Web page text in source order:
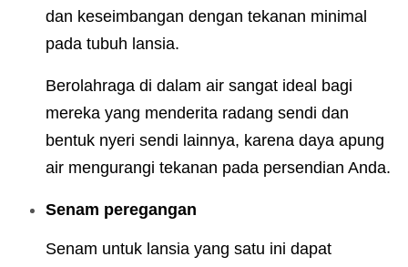
dan keseimbangan dengan tekanan minimal
pada tubuh lansia.
Berolahraga di dalam air sangat ideal bagi
mereka yang menderita radang sendi dan
bentuk nyeri sendi lainnya, karena daya apung
air mengurangi tekanan pada persendian Anda.
Senam peregangan
Senam untuk lansia yang satu ini dapat